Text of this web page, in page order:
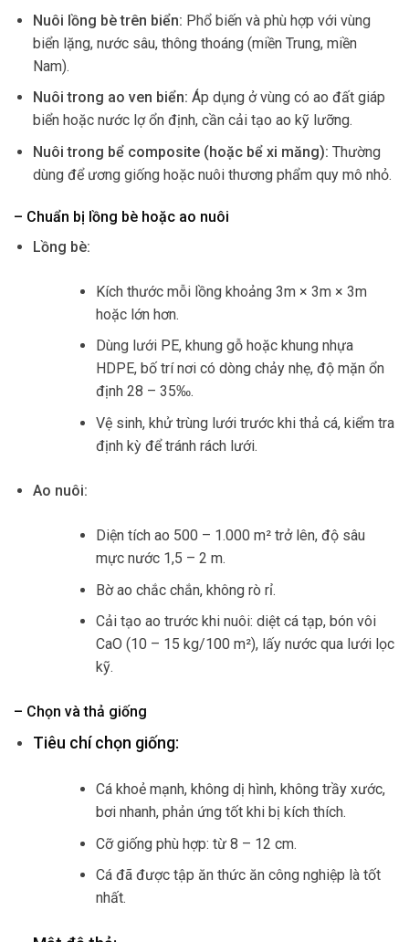
Nuôi lồng bè trên biển: Phổ biến và phù hợp với vùng
biển lặng, nước sâu, thông thoáng (miền Trung, miền
Nam).
Nuôi trong ao ven biển: Áp dụng ở vùng có ao đất giáp
biển hoặc nước lợ ổn định, cần cải tạo ao kỹ lưỡng.
Nuôi trong bể composite (hoặc bể xi măng): Thường
dùng để ương giống hoặc nuôi thương phẩm quy mô nhỏ.
– Chuẩn bị lồng bè hoặc ao nuôi
Lồng bè:
Kích thước mỗi lồng khoảng 3m × 3m × 3m
hoặc lớn hơn.
Dùng lưới PE, khung gỗ hoặc khung nhựa
HDPE, bố trí nơi có dòng chảy nhẹ, độ mặn ổn
định 28 – 35‰.
Vệ sinh, khử trùng lưới trước khi thả cá, kiểm tra
định kỳ để tránh rách lưới.
Ao nuôi:
Diện tích ao 500 – 1.000 m² trở lên, độ sâu
mực nước 1,5 – 2 m.
Bờ ao chắc chắn, không rò rỉ.
Cải tạo ao trước khi nuôi: diệt cá tạp, bón vôi
CaO (10 – 15 kg/100 m²), lấy nước qua lưới lọc
kỹ.
– Chọn và thả giống
Tiêu chí chọn giống:
Cá khoẻ mạnh, không dị hình, không trầy xước,
bơi nhanh, phản ứng tốt khi bị kích thích.
Cỡ giống phù hợp: từ 8 – 12 cm.
Cá đã được tập ăn thức ăn công nghiệp là tốt
nhất.